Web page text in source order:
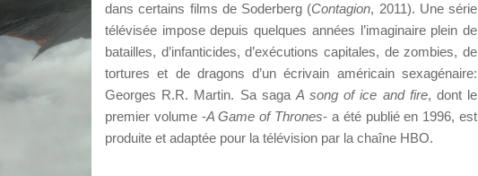
dans certains films de Soderberg (Contagion, 2011). Une série
télévisée impose depuis quelques années l’imaginaire plein de
batailles, d’infanticides, d’exécutions capitales, de zombies, de
tortures et de dragons d’un écrivain américain sexagénaire:
Georges R.R. Martin. Sa saga A song of ice and fire, dont le
premier volume -A Game of Thrones- a été publié en 1996, est
produite et adaptée pour la télévision par la chaîne HBO.